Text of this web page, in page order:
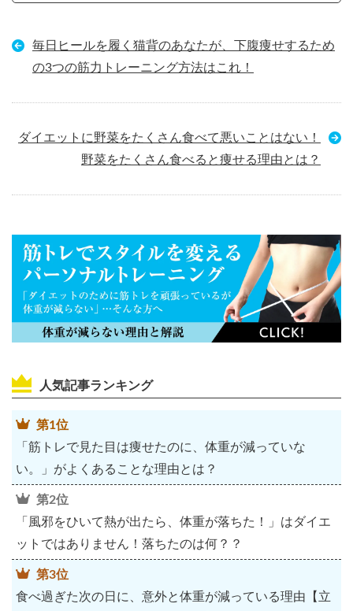
毎日ヒールを履く猫背のあなたが、下腹痩せするため
の3つの筋力トレーニング方法はこれ！
ダイエットに野菜をたくさん食べて悪いことはない！
野菜をたくさん食べると痩せる理由とは？
人気記事ランキング
第1位
「筋トレで見た目は痩せたのに、体重が減っていな
い。」がよくあることな理由とは？
第2位
「風邪をひいて熱が出たら、体重が落ちた！」はダイエ
ットではありません！落ちたのは何？？
第3位
食べ過ぎた次の日に、意外と体重が減っている理由【立